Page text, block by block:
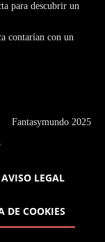
para descubrir un
contarían con un
Fantasymundo 2025
AVISO LEGAL
DE COOKIES